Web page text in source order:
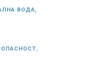
ВОДА,